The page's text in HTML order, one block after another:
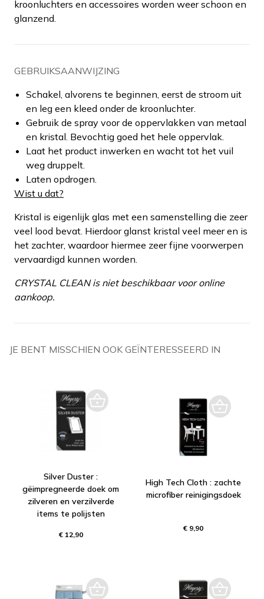
kroonluchters en accessoires worden weer schoon en
glanzend.
GEBRUIKSAANWIJZING
Schakel, alvorens te beginnen, eerst de stroom uit
en leg een kleed onder de kroonluchter.
Gebruik de spray voor de oppervlakken van metaal
en kristal. Bevochtig goed het hele oppervlak.
Laat het product inwerken en wacht tot het vuil
weg druppelt.
Laten opdrogen.
Wist u dat?
Kristal is eigenlijk glas met een samenstelling die zeer
veel lood bevat. Hierdoor glanst kristal veel meer en is
het zachter, waardoor hiermee zeer fijne voorwerpen
vervaardigd kunnen worden.
CRYSTAL CLEAN is niet beschikbaar voor online
aankoop.
JE BENT MISSCHIEN OOK GEÏNTERESSEERD IN
Silver Duster :
gëimpregneerde doek om
zilveren en verzilverde
items te polijsten
€ 12,90
High Tech Cloth : zachte
microfiber reinigingsdoek
€ 9,90